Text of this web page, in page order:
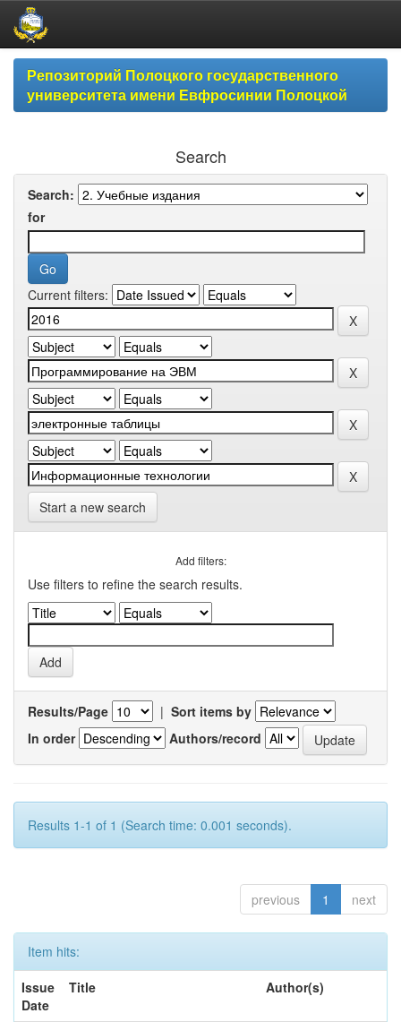
Skip
navigationРепозиторий Полоцкого государственного
университета имени Евфросинии Полоцкой
Search
Search:
for
Current filters:
Start a new search
Add filters:
Use filters to refine the search results.
Results/Page | Sort items by
In order
Authors/record
Results 1-1 of 1 (Search time: 0.001 seconds).
previous 1 next
Item hits:
Issue
Date
Title Author(s)